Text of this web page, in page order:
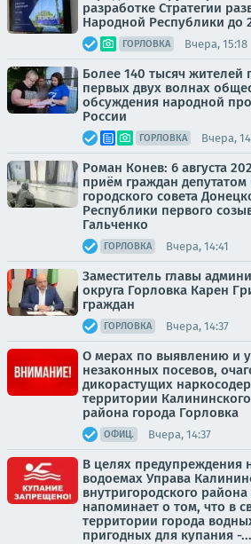
разработке Стратегии
Народной Республики до
ГОРЛОВКА Вчера, 15:18
Более 140 тысяч жителей
первых двух волнах
обсуждения народной
России
ГОРЛОВКА Вчера,
Роман Конев: 6 августа
приём граждан депутатом
городского совета
Республики первого
Гальченко
ГОРЛОВКА Вчера, 14:41
Заместитель главы
округа Горловка Карен
граждан
ГОРЛОВКА Вчера, 14:37
О мерах по выявлению и
незаконных посевов,
дикорастущих
территории
района города Горловка
ОФИЦ. Вчера, 14:37
В целях предупреждения
водоемах Управа
внутригородского
напоминает о том, что в
территории города
пригодных для купания -...